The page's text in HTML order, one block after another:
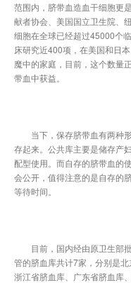
范围内，脐带血造血干细胞更
献者协会、美国国立卫生院、
细胞在全球已经超过45000个
床研究近400项，在美国和日
魔中的家庭，目前，这个数量
带血中获益。
当下，保存脐带血有两种形
存起来。公共库主要是储存产
配型使用。而自存的脐带血的
会公开，值得注意的是自存的
等待时间。
目前，国内经由原卫生部批
管的脐血库共计7家，分别是北
浙江省脐血库、广东省脐血库